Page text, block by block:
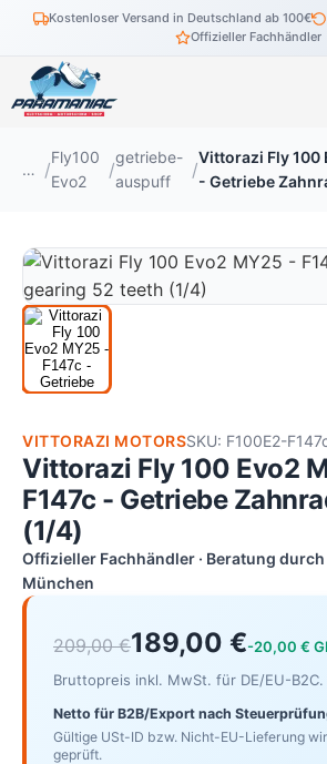
Kostenloser Versand in Deutschland ab 100€
Offizieller Fachhändler
…
Fly100
Evo2
getriebe-
auspuff
Vittorazi Fly 100
- Getriebe
VITTORAZI MOTORSSKU: F100E2-
Vittorazi Fly 100 Evo2
F147c - Getriebe
(1/4)
Offizieller Fachhändler · Beratung durch
München
209,00 €189,00 €-20,00 €
Bruttopreis inkl. MwSt. für DE/EU-B2C.
Netto für B2B/Export nach
Gültige USt-ID bzw. Nicht-EU-Lieferung
geprüft.